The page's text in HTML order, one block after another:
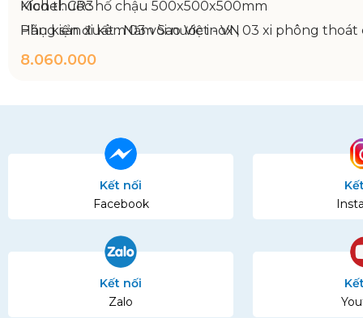
Bảo hành: 12 tháng
Kích thước 1800x750x800/950mm
8.060.000
Kết nối
Facebook
Kết nối
Zalo
CÔNG TY CỔ PHẦN CƠ KHÍ CHẾ TẠO THIẾT BỊ
số 123, ngõ 85, đường Tân Xuân, Phường Đông Ngạc, Thành phố